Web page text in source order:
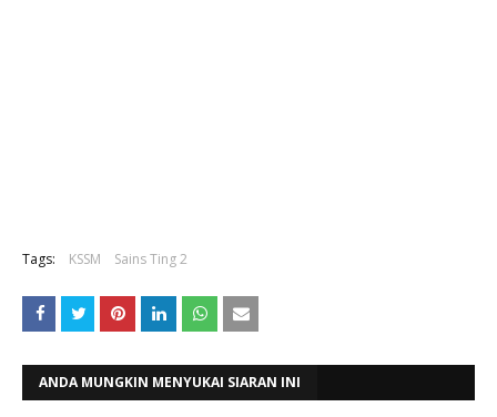
Tags: KSSM Sains Ting 2
ANDA MUNGKIN MENYUKAI SIARAN INI